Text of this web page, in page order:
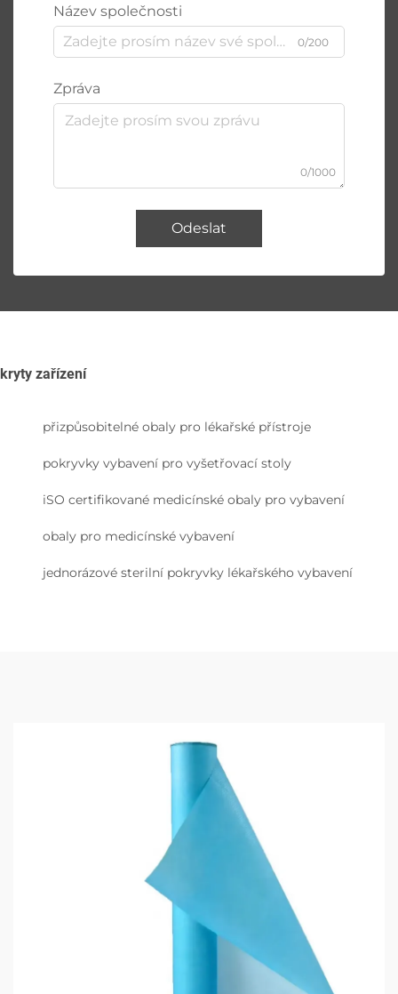
Název společnosti
0/200
Zpráva
0/1000
Odeslat
kryty zařízení
přizpůsobitelné obaly pro lékařské přístroje
pokryvky vybavení pro vyšetřovací stoly
iSO certifikované medicínské obaly pro vybavení
obaly pro medicínské vybavení
jednorázové sterilní pokryvky lékařského vybavení